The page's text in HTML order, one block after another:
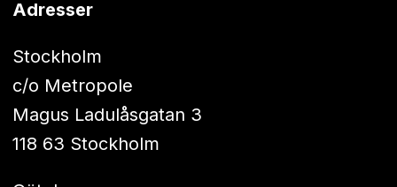
Adresser
Stockholm
c/o Metropole
Magus Ladulåsgatan 3
118 63 Stockholm